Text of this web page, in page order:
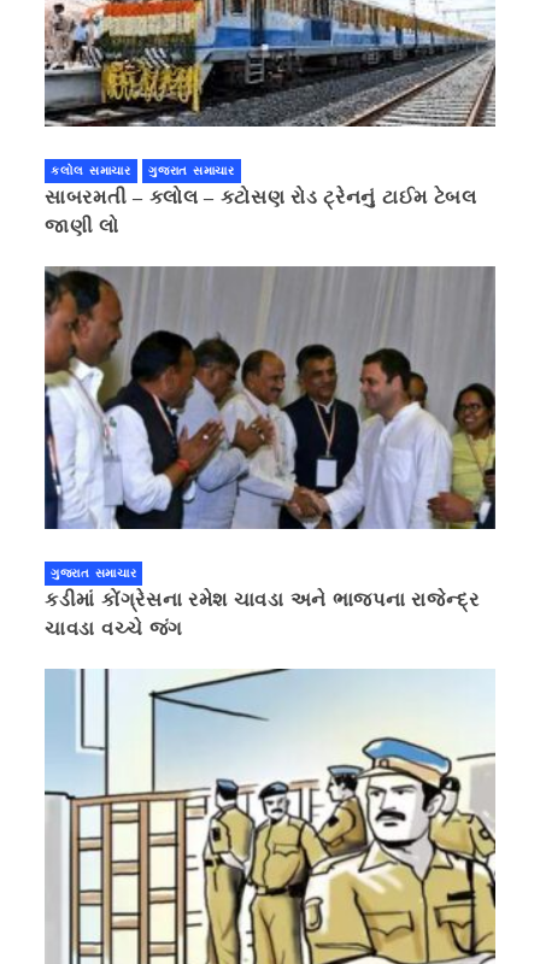
કલોલ સમાચાર ગુજરાત સમાચાર
સાબરમતી – કલોલ – કટોસણ રોડ ટ્રેનનું ટાઈમ ટેબલ
જાણી લો
ગુજરાત સમાચાર
કડીમાં કોંગ્રેસના રમેશ ચાવડા અને ભાજપના રાજેન્દ્ર
ચાવડા વચ્ચે જંગ